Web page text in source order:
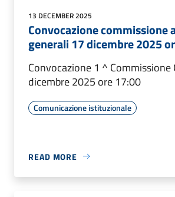
13 DECEMBER 2025
Convocazione commissione
generali 17 dicembre 2025
Convocazione 1 ^ Commissione
dicembre 2025 ore 17:00
Comunicazione istituzionale
READ MORE